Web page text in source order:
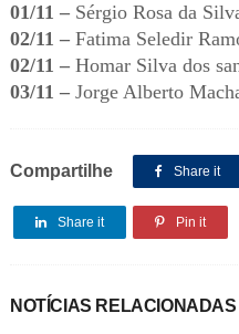
01/11 –Sérgio Rosa da
02/11 –Fatima Seledir
02/11 – Homar Silva dos
03/11 –Jorge Alberto
Compartilhe Share it
Share it Pin it
NOTÍCIAS RELACIONADAS